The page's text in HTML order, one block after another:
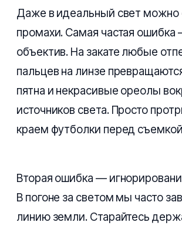
Даже в идеальный свет можно
промахи. Самая частая ошибка
объектив. На закате любые
пальцев на линзе
пятна и некрасивые ореолы
источников света. Просто
краем футболки перед
Вторая ошибка —
В погоне за светом мы часто
линию земли. Старайтесь